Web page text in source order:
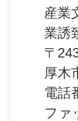
産業
業誘
〒
厚木
電話
ファ